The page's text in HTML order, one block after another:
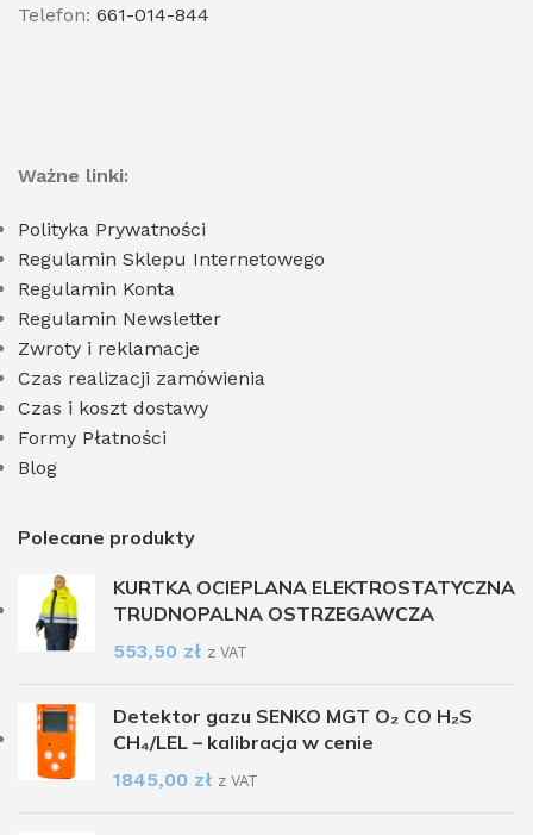
Telefon: 661-014-844
Ważne linki:
Polityka Prywatności
Regulamin Sklepu Internetowego
Regulamin Konta
Regulamin Newsletter
Zwroty i reklamacje
Czas realizacji zamówienia
Czas i koszt dostawy
Formy Płatności
Blog
Polecane produkty
KURTKA OCIEPLANA ELEKTROSTATYCZNA
TRUDNOPALNA OSTRZEGAWCZA
553,50 zł z VAT
Detektor gazu SENKO MGT O₂ CO H₂S
CH₄/LEL – kalibracja w cenie
1845,00 zł z VAT